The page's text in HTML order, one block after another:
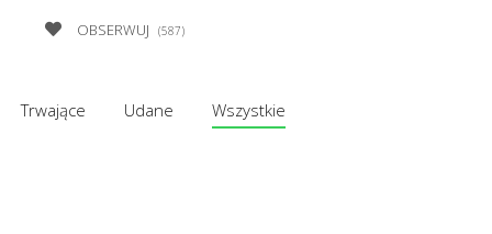
OBSERWUJ (587)
Trwające Udane Wszystkie